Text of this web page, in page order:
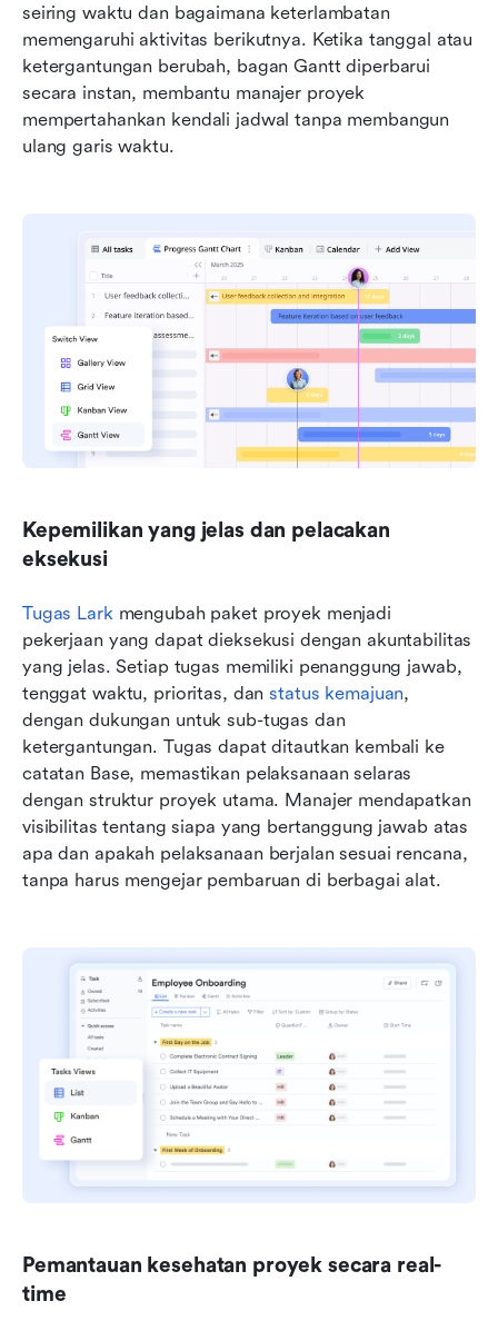
seiring waktu dan bagaimana keterlambatan
memengaruhi aktivitas berikutnya. Ketika tanggal atau
ketergantungan berubah, bagan Gantt diperbarui
secara instan, membantu manajer proyek
mempertahankan kendali jadwal tanpa membangun
ulang garis waktu.
Kepemilikan yang jelas dan pelacakan
eksekusi
Tugas Lark mengubah paket proyek menjadi
pekerjaan yang dapat dieksekusi dengan akuntabilitas
yang jelas. Setiap tugas memiliki penanggung jawab,
tenggat waktu, prioritas, dan status kemajuan,
dengan dukungan untuk sub-tugas dan
ketergantungan. Tugas dapat ditautkan kembali ke
catatan Base, memastikan pelaksanaan selaras
dengan struktur proyek utama. Manajer mendapatkan
visibilitas tentang siapa yang bertanggung jawab atas
apa dan apakah pelaksanaan berjalan sesuai rencana,
tanpa harus mengejar pembaruan di berbagai alat.
Pemantauan kesehatan proyek secara real-
time